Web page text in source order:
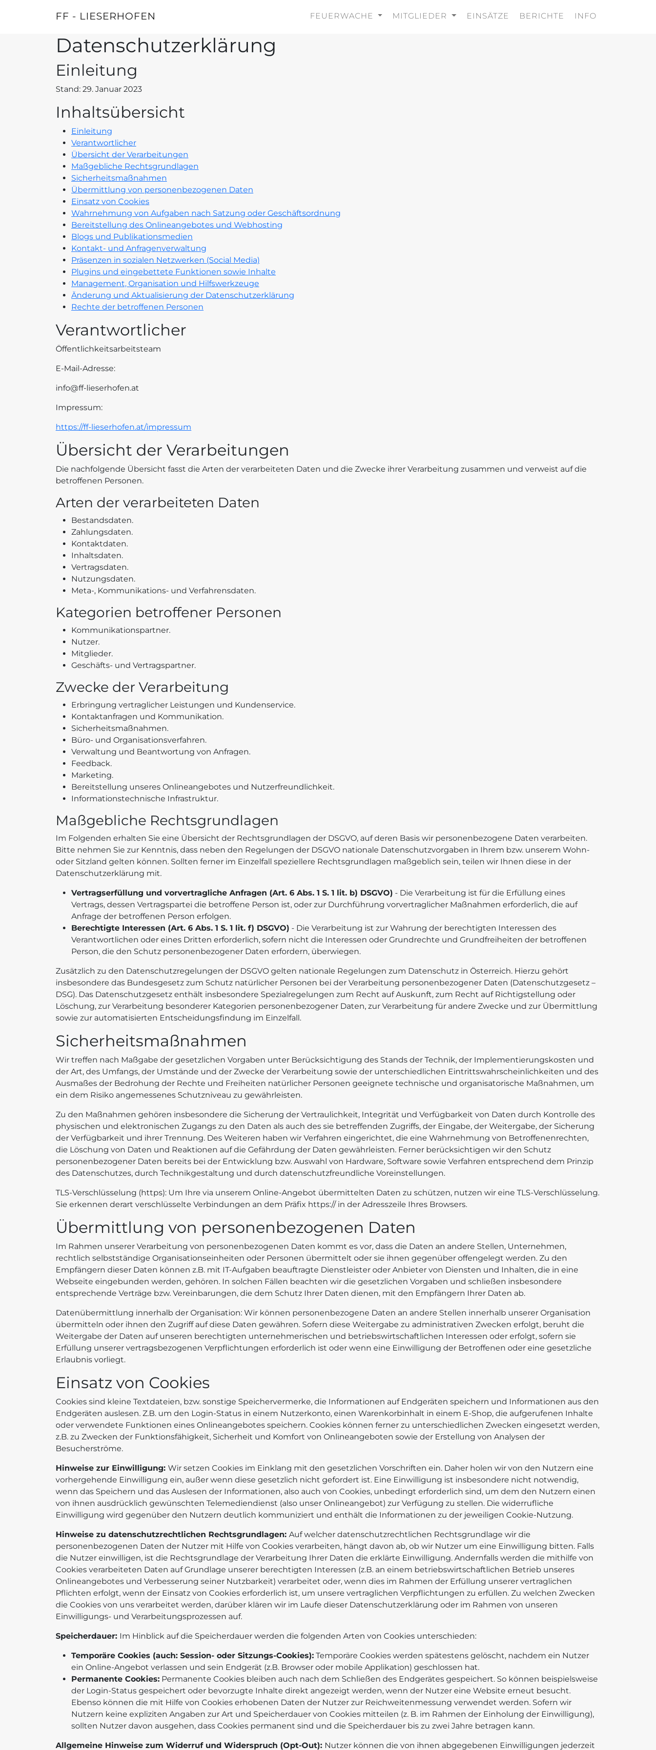
FF - LIESERHOFEN FEUERWACHE MITGLIEDER EINSÄTZE BERICHTE INFO
Datenschutzerklärung
Einleitung
Stand: 29. Januar 2023
Inhaltsübersicht
Einleitung
Verantwortlicher
Übersicht der Verarbeitungen
Maßgebliche Rechtsgrundlagen
Sicherheitsmaßnahmen
Übermittlung von personenbezogenen Daten
Einsatz von Cookies
Wahrnehmung von Aufgaben nach Satzung oder Geschäftsordnung
Bereitstellung des Onlineangebotes und Webhosting
Blogs und Publikationsmedien
Kontakt- und Anfragenverwaltung
Präsenzen in sozialen Netzwerken (Social Media)
Plugins und eingebettete Funktionen sowie Inhalte
Management, Organisation und Hilfswerkzeuge
Änderung und Aktualisierung der Datenschutzerklärung
Rechte der betroffenen Personen
Verantwortlicher
Öffentlichkeitsarbeitsteam
E-Mail-Adresse:
info@ff-lieserhofen.at
Impressum:
https://ff-lieserhofen.at/impressum
Übersicht der Verarbeitungen
Die nachfolgende Übersicht fasst die Arten der verarbeiteten Daten und die Zwecke ihrer Verarbeitung zusammen und verweist auf die
betroffenen Personen.
Arten der verarbeiteten Daten
Bestandsdaten.
Zahlungsdaten.
Kontaktdaten.
Inhaltsdaten.
Vertragsdaten.
Nutzungsdaten.
Meta-, Kommunikations- und Verfahrensdaten.
Kategorien betroffener Personen
Kommunikationspartner.
Nutzer.
Mitglieder.
Geschäfts- und Vertragspartner.
Zwecke der Verarbeitung
Erbringung vertraglicher Leistungen und Kundenservice.
Kontaktanfragen und Kommunikation.
Sicherheitsmaßnahmen.
Büro- und Organisationsverfahren.
Verwaltung und Beantwortung von Anfragen.
Feedback.
Marketing.
Bereitstellung unseres Onlineangebotes und Nutzerfreundlichkeit.
Informationstechnische Infrastruktur.
Maßgebliche Rechtsgrundlagen
Im Folgenden erhalten Sie eine Übersicht der Rechtsgrundlagen der DSGVO, auf deren Basis wir personenbezogene Daten verarbeiten.
Bitte nehmen Sie zur Kenntnis, dass neben den Regelungen der DSGVO nationale Datenschutzvorgaben in Ihrem bzw. unserem Wohn-
oder Sitzland gelten können. Sollten ferner im Einzelfall speziellere Rechtsgrundlagen maßgeblich sein, teilen wir Ihnen diese in der
Datenschutzerklärung mit.
Vertragserfüllung und vorvertragliche Anfragen (Art. 6 Abs. 1 S. 1 lit. b) DSGVO) - Die Verarbeitung ist für die Erfüllung eines
Vertrags, dessen Vertragspartei die betroffene Person ist, oder zur Durchführung vorvertraglicher Maßnahmen erforderlich, die auf
Anfrage der betroffenen Person erfolgen.
Berechtigte Interessen (Art. 6 Abs. 1 S. 1 lit. f) DSGVO) - Die Verarbeitung ist zur Wahrung der berechtigten Interessen des
Verantwortlichen oder eines Dritten erforderlich, sofern nicht die Interessen oder Grundrechte und Grundfreiheiten der betroffenen
Person, die den Schutz personenbezogener Daten erfordern, überwiegen.
Zusätzlich zu den Datenschutzregelungen der DSGVO gelten nationale Regelungen zum Datenschutz in Österreich. Hierzu gehört
insbesondere das Bundesgesetz zum Schutz natürlicher Personen bei der Verarbeitung personenbezogener Daten (Datenschutzgesetz –
DSG). Das Datenschutzgesetz enthält insbesondere Spezialregelungen zum Recht auf Auskunft, zum Recht auf Richtigstellung oder
Löschung, zur Verarbeitung besonderer Kategorien personenbezogener Daten, zur Verarbeitung für andere Zwecke und zur Übermittlung
sowie zur automatisierten Entscheidungsfindung im Einzelfall.
Sicherheitsmaßnahmen
Wir treffen nach Maßgabe der gesetzlichen Vorgaben unter Berücksichtigung des Stands der Technik, der Implementierungskosten und
der Art, des Umfangs, der Umstände und der Zwecke der Verarbeitung sowie der unterschiedlichen Eintrittswahrscheinlichkeiten und des
Ausmaßes der Bedrohung der Rechte und Freiheiten natürlicher Personen geeignete technische und organisatorische Maßnahmen, um
ein dem Risiko angemessenes Schutzniveau zu gewährleisten.
Zu den Maßnahmen gehören insbesondere die Sicherung der Vertraulichkeit, Integrität und Verfügbarkeit von Daten durch Kontrolle des
physischen und elektronischen Zugangs zu den Daten als auch des sie betreffenden Zugriffs, der Eingabe, der Weitergabe, der Sicherung
der Verfügbarkeit und ihrer Trennung. Des Weiteren haben wir Verfahren eingerichtet, die eine Wahrnehmung von Betroffenenrechten,
die Löschung von Daten und Reaktionen auf die Gefährdung der Daten gewährleisten. Ferner berücksichtigen wir den Schutz
personenbezogener Daten bereits bei der Entwicklung bzw. Auswahl von Hardware, Software sowie Verfahren entsprechend dem Prinzip
des Datenschutzes, durch Technikgestaltung und durch datenschutzfreundliche Voreinstellungen.
TLS-Verschlüsselung (https): Um Ihre via unserem Online-Angebot übermittelten Daten zu schützen, nutzen wir eine TLS-Verschlüsselung.
Sie erkennen derart verschlüsselte Verbindungen an dem Präfix https:// in der Adresszeile Ihres Browsers.
Übermittlung von personenbezogenen Daten
Im Rahmen unserer Verarbeitung von personenbezogenen Daten kommt es vor, dass die Daten an andere Stellen, Unternehmen,
rechtlich selbstständige Organisationseinheiten oder Personen übermittelt oder sie ihnen gegenüber offengelegt werden. Zu den
Empfängern dieser Daten können z.B. mit IT-Aufgaben beauftragte Dienstleister oder Anbieter von Diensten und Inhalten, die in eine
Webseite eingebunden werden, gehören. In solchen Fällen beachten wir die gesetzlichen Vorgaben und schließen insbesondere
entsprechende Verträge bzw. Vereinbarungen, die dem Schutz Ihrer Daten dienen, mit den Empfängern Ihrer Daten ab.
Datenübermittlung innerhalb der Organisation: Wir können personenbezogene Daten an andere Stellen innerhalb unserer Organisation
übermitteln oder ihnen den Zugriff auf diese Daten gewähren. Sofern diese Weitergabe zu administrativen Zwecken erfolgt, beruht die
Weitergabe der Daten auf unseren berechtigten unternehmerischen und betriebswirtschaftlichen Interessen oder erfolgt, sofern sie
Erfüllung unserer vertragsbezogenen Verpflichtungen erforderlich ist oder wenn eine Einwilligung der Betroffenen oder eine gesetzliche
Erlaubnis vorliegt.
Einsatz von Cookies
Cookies sind kleine Textdateien, bzw. sonstige Speichervermerke, die Informationen auf Endgeräten speichern und Informationen aus den
Endgeräten auslesen. Z.B. um den Login-Status in einem Nutzerkonto, einen Warenkorbinhalt in einem E-Shop, die aufgerufenen Inhalte
oder verwendete Funktionen eines Onlineangebotes speichern. Cookies können ferner zu unterschiedlichen Zwecken eingesetzt werden,
z.B. zu Zwecken der Funktionsfähigkeit, Sicherheit und Komfort von Onlineangeboten sowie der Erstellung von Analysen der
Besucherströme.
Hinweise zur Einwilligung: Wir setzen Cookies im Einklang mit den gesetzlichen Vorschriften ein. Daher holen wir von den Nutzern eine
vorhergehende Einwilligung ein, außer wenn diese gesetzlich nicht gefordert ist. Eine Einwilligung ist insbesondere nicht notwendig,
wenn das Speichern und das Auslesen der Informationen, also auch von Cookies, unbedingt erforderlich sind, um dem den Nutzern einen
von ihnen ausdrücklich gewünschten Telemediendienst (also unser Onlineangebot) zur Verfügung zu stellen. Die widerrufliche
Einwilligung wird gegenüber den Nutzern deutlich kommuniziert und enthält die Informationen zu der jeweiligen Cookie-Nutzung.
Hinweise zu datenschutzrechtlichen Rechtsgrundlagen: Auf welcher datenschutzrechtlichen Rechtsgrundlage wir die
personenbezogenen Daten der Nutzer mit Hilfe von Cookies verarbeiten, hängt davon ab, ob wir Nutzer um eine Einwilligung bitten. Falls
die Nutzer einwilligen, ist die Rechtsgrundlage der Verarbeitung Ihrer Daten die erklärte Einwilligung. Andernfalls werden die mithilfe von
Cookies verarbeiteten Daten auf Grundlage unserer berechtigten Interessen (z.B. an einem betriebswirtschaftlichen Betrieb unseres
Onlineangebotes und Verbesserung seiner Nutzbarkeit) verarbeitet oder, wenn dies im Rahmen der Erfüllung unserer vertraglichen
Pflichten erfolgt, wenn der Einsatz von Cookies erforderlich ist, um unsere vertraglichen Verpflichtungen zu erfüllen. Zu welchen Zwecken
die Cookies von uns verarbeitet werden, darüber klären wir im Laufe dieser Datenschutzerklärung oder im Rahmen von unseren
Einwilligungs- und Verarbeitungsprozessen auf.
Speicherdauer: Im Hinblick auf die Speicherdauer werden die folgenden Arten von Cookies unterschieden:
Temporäre Cookies (auch: Session- oder Sitzungs-Cookies): Temporäre Cookies werden spätestens gelöscht, nachdem ein Nutzer
ein Online-Angebot verlassen und sein Endgerät (z.B. Browser oder mobile Applikation) geschlossen hat.
Permanente Cookies: Permanente Cookies bleiben auch nach dem Schließen des Endgerätes gespeichert. So können beispielsweise
der Login-Status gespeichert oder bevorzugte Inhalte direkt angezeigt werden, wenn der Nutzer eine Website erneut besucht.
Ebenso können die mit Hilfe von Cookies erhobenen Daten der Nutzer zur Reichweitenmessung verwendet werden. Sofern wir
Nutzern keine expliziten Angaben zur Art und Speicherdauer von Cookies mitteilen (z. B. im Rahmen der Einholung der Einwilligung),
sollten Nutzer davon ausgehen, dass Cookies permanent sind und die Speicherdauer bis zu zwei Jahre betragen kann.
Allgemeine Hinweise zum Widerruf und Widerspruch (Opt-Out): Nutzer können die von ihnen abgegebenen Einwilligungen jederzeit